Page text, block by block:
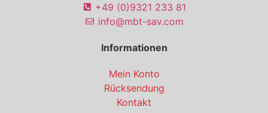
+49 (0)9321 233 81
info@mbt-sav.com
Informationen
Mein Konto
Rücksendung
Kontakt